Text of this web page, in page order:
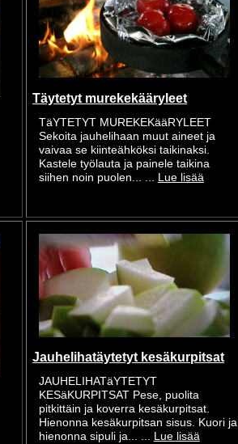
Täytetyt murekekääryleet
TäYTETYT MUREKEKääRYLEET
Sekoita jauhelihaan muut aineet ja
vaivaa se kiinteähköksi taikinaksi.
Kastele työlauta ja painele taikina
siihen noin puolen... ... Lue lisää
Jauhelihatäytetyt kesäkurpitsat
JAUHELIHATäYTETYT
KESäKURPITSAT Pese, puolita
pitkittäin ja koverra kesäkurpitsat.
Hienonna kesäkurpitsan sisus. Kuori ja
hienonna sipuli ja... ... Lue lisää